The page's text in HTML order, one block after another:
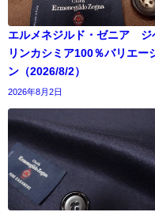
エルメネジルド・ゼニア ジ
リンカシミア100％バリエー
ン（2026/8/2）
2026年8月2日